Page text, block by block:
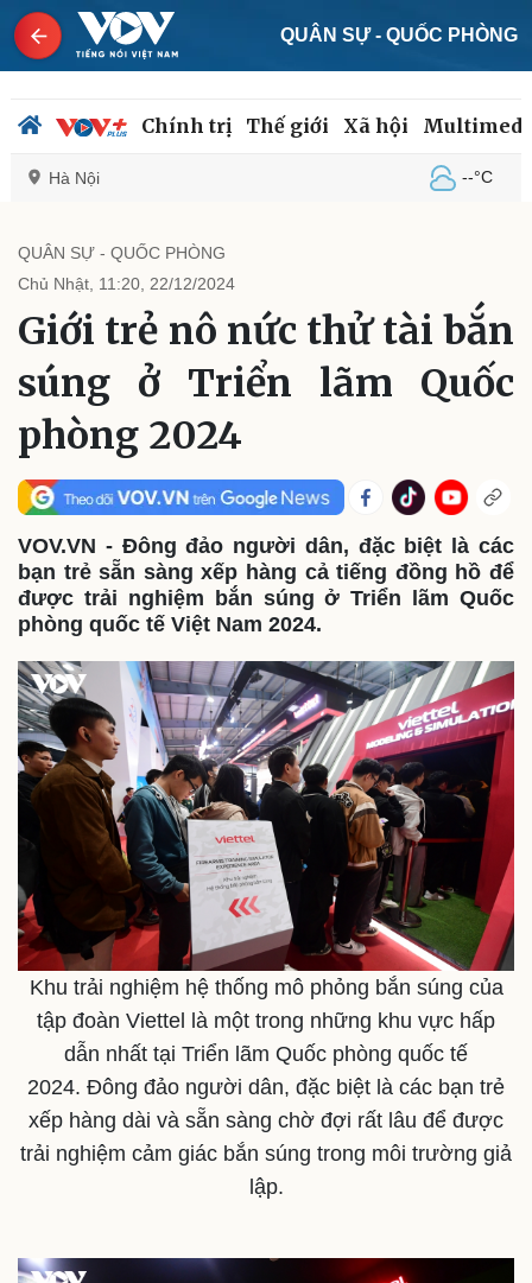
QUÂN SỰ - QUỐC PHÒNG
Chính trị Thế giới Xã hội
Hà Nội --°C
Chính trị
Đảng
Tổ chức nhân sự
Quốc hội
Nhận diện sự thật
Tin 24h
Dự báo thời tiết
Giáo dục
Dấu ấn VOV
Thế giới
Quan sát
Cuộc sống đó đây
Hồ sơ
Multimedia
Video
E-Magazine
QUÂN SỰ - QUỐC PHÒNG
Chủ Nhật, 11:20, 22/12/2024
Giới trẻ nô nức thử tài bắn
súng ở Triển lãm Quốc
phòng 2024
VOV.VN - Đông đảo người dân, đặc biệt là các
bạn trẻ sẵn sàng xếp hàng cả tiếng đồng hồ để
được trải nghiệm bắn súng ở Triển lãm Quốc
phòng quốc tế Việt Nam 2024.
Khu trải nghiệm hệ thống mô phỏng bắn súng của
tập đoàn Viettel là một trong những khu vực hấp
dẫn nhất tại Triển lãm Quốc phòng quốc tế
2024. Đông đảo người dân, đặc biệt là các bạn trẻ
xếp hàng dài và sẵn sàng chờ đợi rất lâu để được
trải nghiệm cảm giác bắn súng trong môi trường giả
lập.